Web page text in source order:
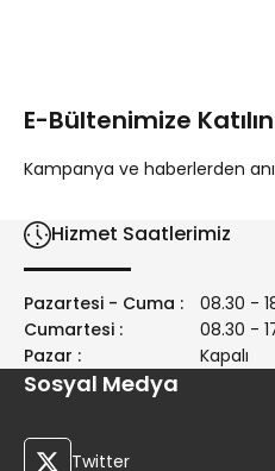
Ürün bilgilerinde hatalar
E-Bültenimize Katılın
Kampanya ve haberlerden
Hizmet Saatlerimiz
Pazartesi - Cuma :
08.30 -
Cumartesi :
08.30 -
Pazar :
Kapalı
Sosyal Medya
Twitter